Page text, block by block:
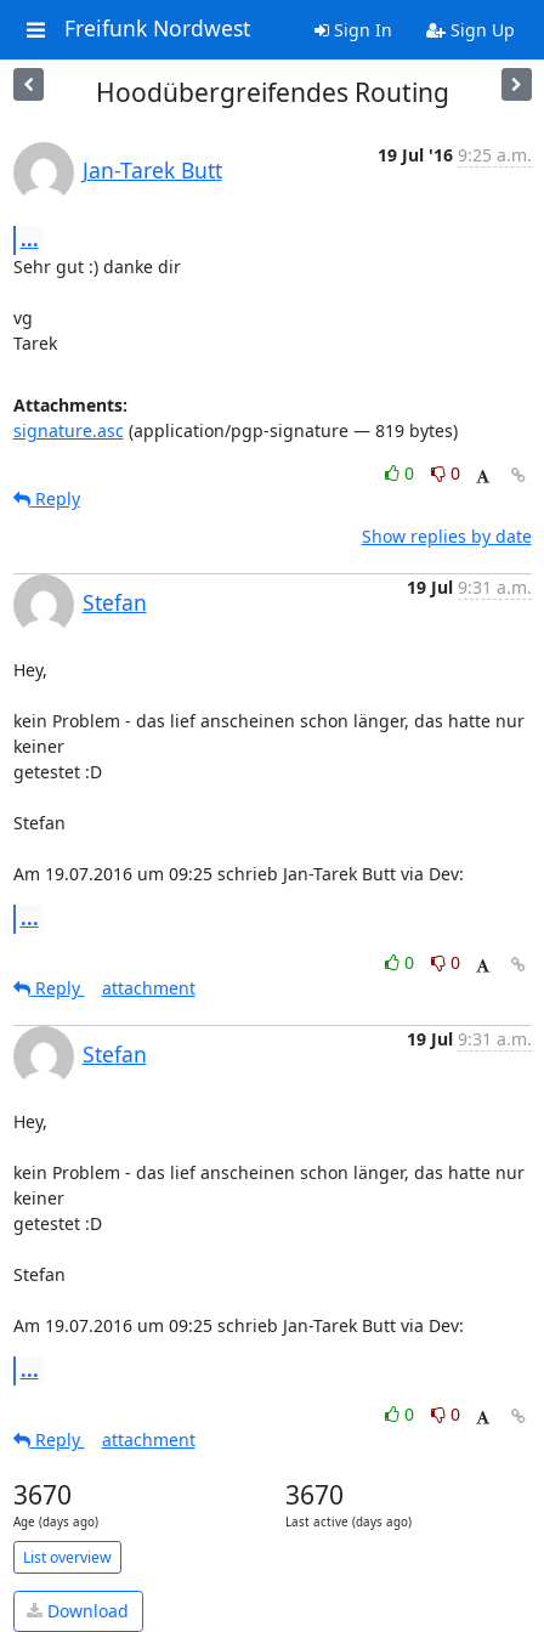
Freifunk Nordwest Sign In Sign Up
Hoodübergreifendes Routing
Jan-Tarek Butt
19 Jul '16 9:25 a.m.
...
Sehr gut :) danke dir
vg
Tarek
Attachments:
signature.asc(application/pgp-signature — 819 bytes)
0
0
Reply
Show replies by date
Stefan
19 Jul 9:31 a.m.
Hey,
kein Problem - das lief anscheinen schon länger, das hatte nur
keiner
getestet :D
Stefan
Am 19.07.2016 um 09:25 schrieb Jan-Tarek Butt via Dev:
...
0
0
Reply
attachment
Stefan
19 Jul 9:31 a.m.
Hey,
kein Problem - das lief anscheinen schon länger, das hatte nur
keiner
getestet :D
Stefan
Am 19.07.2016 um 09:25 schrieb Jan-Tarek Butt via Dev:
...
0
0
Reply
attachment
3670
Age (days ago)
3670
Last active (days ago)
List overview
Download